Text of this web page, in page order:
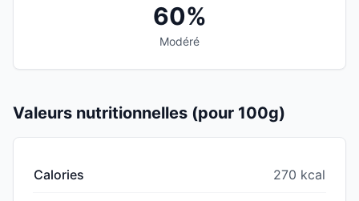
60%
Modéré
Valeurs nutritionnelles (pour 100g)
Calories 270 kcal